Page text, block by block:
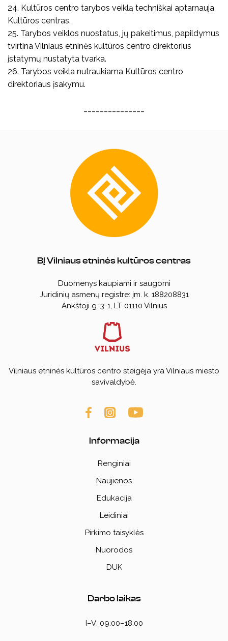
24. Kultūros centro tarybos veiklą techniškai aptarnauja
Kultūros centras.
25. Tarybos veiklos nuostatus, jų pakeitimus, papildymus
tvirtina Vilniaus etninės kultūros centro direktorius
įstatymų nustatyta tvarka.
26. Tarybos veikla nutraukiama Kultūros centro
direktoriaus įsakymu.
BĮ Vilniaus etninės kultūros centras
Duomenys kaupiami ir saugomi
Juridinių asmenų registre: įm. k. 188208831
Ankštoji g. 3-1, LT-01110 Vilnius
Vilniaus etninės kultūros centro steigėja yra Vilniaus miesto
savivaldybė.
Informacija
Renginiai
Naujienos
Edukacija
Leidiniai
Pirkimo taisyklės
Nuorodos
DUK
Darbo laikas
I–V: 09:00–18:00